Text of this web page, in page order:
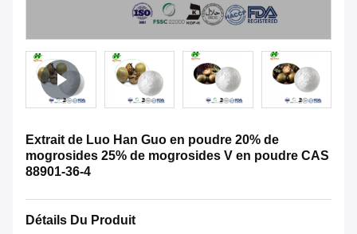
Extrait de Luo Han Guo en poudre 20% de
mogrosides 25% de mogrosides V en poudre CAS
88901-36-4
Détails Du Produit